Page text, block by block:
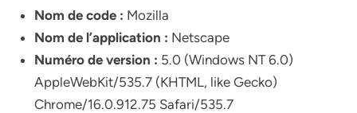
Nom de code : Mozilla
Nom de l’application : Netscape
Numéro de version : 5.0 (Windows NT 6.0)
AppleWebKit/535.7 (KHTML, like Gecko)
Chrome/16.0.912.75 Safari/535.7